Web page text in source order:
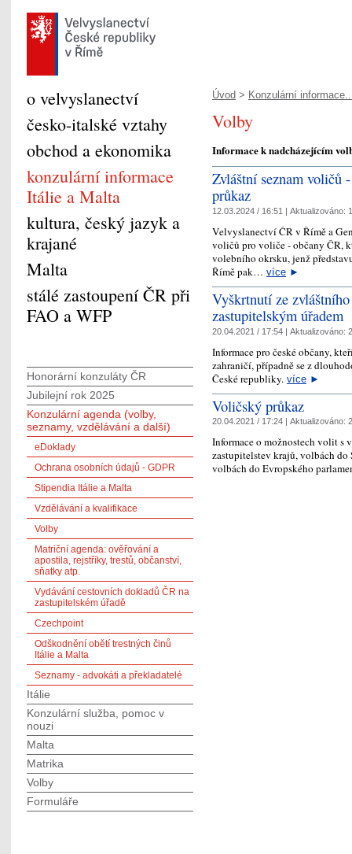
Úvod > Konzulární
Volby
Informace k nadcházejícím
Zvláštní seznam voličů
průkaz
12.03.2024 / 16:51 | Aktualizováno:
Velvyslanectví ČR v Římě a
voličů pro voliče - občany ČR,
volebního okrsku, jenž
Římě pak… více ►
Vyškrtnutí ze
zastupitelským úřadem
20.04.2021 / 17:54 | Aktualizováno:
Informace pro české občany,
zahraničí, případně se z
České republiky. více ►
Voličský průkaz
20.04.2021 / 17:24 | Aktualizováno:
Informace o možnostech volit s
zastupitelstev krajů, volbách do
volbách do Evropského
o velvyslanectví
česko-italské vztahy
obchod a ekonomika
konzulární informace
Itálie a Malta
kultura, český jazyk a
krajané
Malta
stálé zastoupení ČR při
FAO a WFP
Honorární konzuláty ČR
Jubilejní rok 2025
Konzulární agenda (volby,
seznamy, vzdělávání a další)
eDoklady
Ochrana osobních údajů - GDPR
Stipendia Itálie a Malta
Vzdělávání a kvalifikace
Volby
Matriční agenda: ověřování a
apostila, rejstříky, trestů, občanství,
sňatky atp.
Vydávání cestovních dokladů ČR na
zastupitelském úřadě
Czechpoint
Odškodnění obětí trestných činů
Itálie a Malta
Seznamy - advokáti a překladatelé
Itálie
Konzulární služba, pomoc v
nouzi
Malta
Matrika
Volby
Formuláře